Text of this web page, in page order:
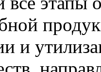
и